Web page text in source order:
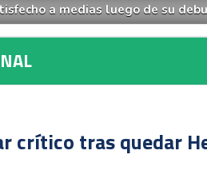
a medias luego de su
crítico tras quedar